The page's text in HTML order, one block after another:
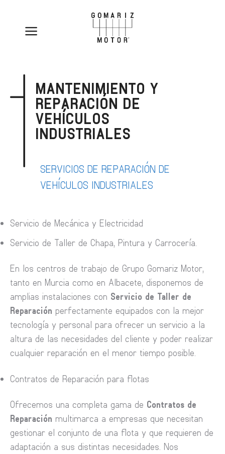
MANTENIMIENTO Y
REPARACIÓN DE
VEHÍCULOS
INDUSTRIALES
SERVICIOS DE REPARACIÓN DE
VEHÍCULOS INDUSTRIALES
Servicio de Mecánica y Electricidad
Servicio de Taller de Chapa, Pintura y Carrocería.
En los centros de trabajo de Grupo Gomariz Motor,
tanto en Murcia como en Albacete, disponemos de
amplias instalaciones con Servicio de Taller de
Reparación perfectamente equipados con la mejor
tecnología y personal para ofrecer un servicio a la
altura de las necesidades del cliente y poder realizar
cualquier reparación en el menor tiempo posible.
Contratos de Reparación para flotas
Ofrecemos una completa gama de Contratos de
Reparación multimarca a empresas que necesitan
gestionar el conjunto de una flota y que requieren de
adaptación a sus distintas necesidades. Nos